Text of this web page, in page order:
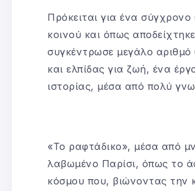
Πρόκειται για ένα
κοινού και όπως
συγκέντρωσε μεγάλο
και ελπίδας για ζωή, ένα
ιστορίας, μέσα από πολύ
«Το ραφτάδικο», μέσα από
λαβωμένο Παρίσι, όπως το
κόσμου που, βιώνοντας την